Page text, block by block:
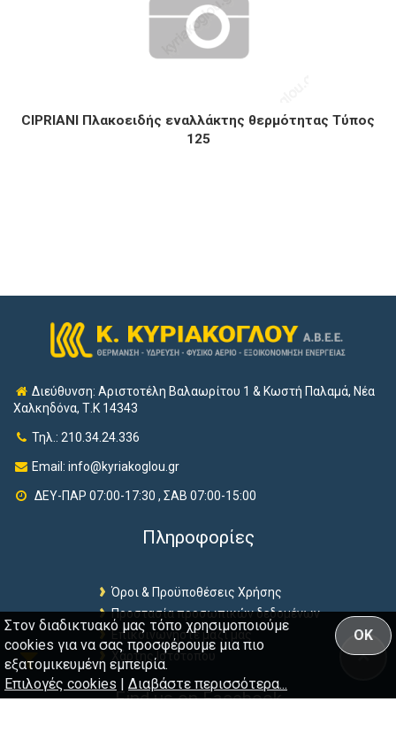
CIPRIANI Πλακοειδής εναλλάκτης θερμότητας Τύπος
125
Διεύθυνση: Αριστοτέλη Βαλαωρίτου 1 & Κωστή Παλαμά, Νέα
Χαλκηδόνα, Τ.Κ 14343
Τηλ.: 210.34.24.336
Email: info@kyriakoglou.gr
ΔΕΥ-ΠΑΡ 07:00-17:30 , ΣΑΒ 07:00-15:00
Πληροφορίες
Όροι & Προϋποθέσεις Χρήσης
Προστασία προσωπικών δεδομένων
Επικοινωνήστε μαζί μας
Χάρτης Ιστότοπου
Find us on Facebook
OK
Στον διαδικτυακό μας τόπο χρησιμοποιούμε
cookies για να σας προσφέρουμε μια πιο
εξατομικευμένη εμπειρία.
Επιλογές cookies | Διαβάστε περισσότερα...